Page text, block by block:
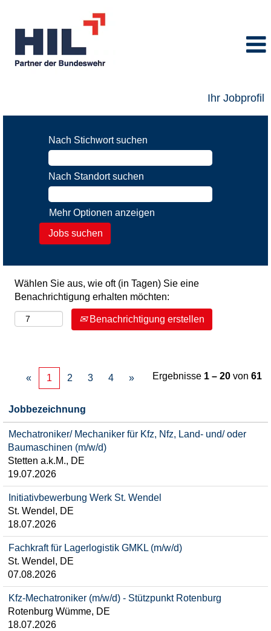
Ihr Jobprofil
Nach Stichwort suchen
Nach Standort suchen
Mehr Optionen anzeigen
Wählen Sie aus, wie oft (in Tagen) Sie eine
Benachrichtigung erhalten möchten:
Benachrichtigung erstellen
Ergebnisse 1 – 20 von 61
« 1 2 3 4 »
Jobbezeichnung
Mechatroniker/ Mechaniker für Kfz, Nfz, Land- und/ oder
Baumaschinen (m/w/d)
Stetten a.k.M., DE
19.07.2026
Initiativbewerbung Werk St. Wendel
St. Wendel, DE
18.07.2026
Fachkraft für Lagerlogistik GMKL (m/w/d)
St. Wendel, DE
07.08.2026
Kfz-Mechatroniker (m/w/d) - Stützpunkt Rotenburg
Rotenburg Wümme, DE
18.07.2026